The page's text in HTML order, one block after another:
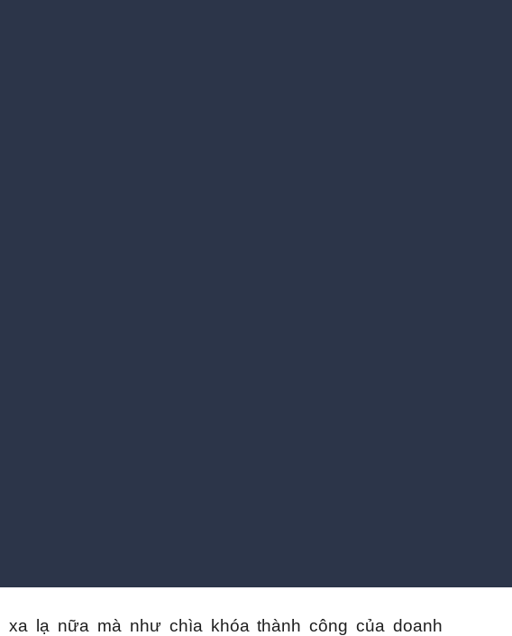
xa lạ nữa mà như chìa khóa thành công của doanh